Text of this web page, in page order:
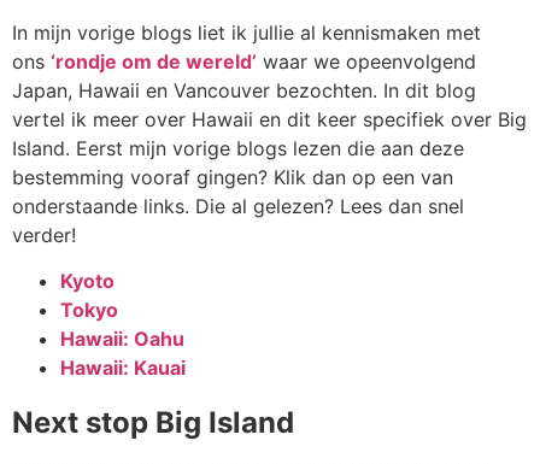
In mijn vorige blogs liet ik jullie al kennismaken met
ons ‘rondje om de wereld’ waar we opeenvolgend
Japan, Hawaii en Vancouver bezochten. In dit blog
vertel ik meer over Hawaii en dit keer specifiek over Big
Island. Eerst mijn vorige blogs lezen die aan deze
bestemming vooraf gingen? Klik dan op een van
onderstaande links. Die al gelezen? Lees dan snel
verder!
Kyoto
Tokyo
Hawaii: Oahu
Hawaii: Kauai
Next stop Big Island